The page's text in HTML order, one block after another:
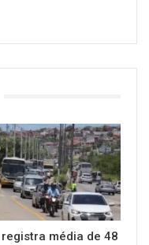
registra média de 48